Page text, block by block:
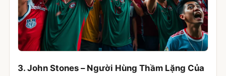
3. John Stones – Người Hùng Thầm Lặng Của